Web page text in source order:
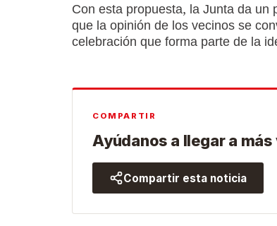
Con esta propuesta, la Junta da
que la opinión de los vecinos se
celebración que forma parte de la
COMPARTIR
Ayúdanos a llegar a
Compartir esta noticia